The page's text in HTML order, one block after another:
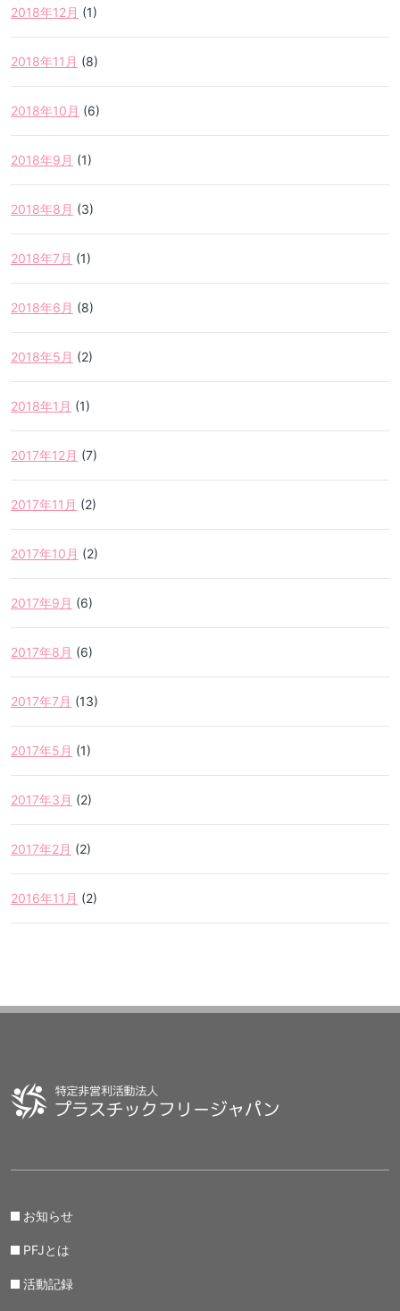
2018年12月 (1)
2018年11月 (8)
2018年10月 (6)
2018年9月 (1)
2018年8月 (3)
2018年7月 (1)
2018年6月 (8)
2018年5月 (2)
2018年1月 (1)
2017年12月 (7)
2017年11月 (2)
2017年10月 (2)
2017年9月 (6)
2017年8月 (6)
2017年7月 (13)
2017年5月 (1)
2017年3月 (2)
2017年2月 (2)
2016年11月 (2)
お知らせ
PFJとは
活動記録